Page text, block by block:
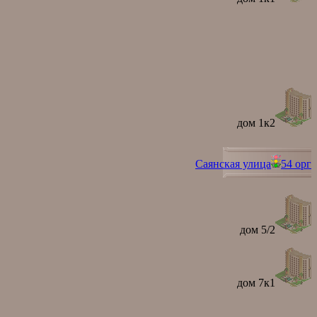
дом 1к2
Саянская улица 54 орг
дом 5/2
дом 7к1